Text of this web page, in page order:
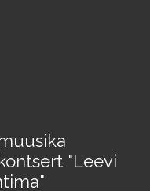
"Leevi